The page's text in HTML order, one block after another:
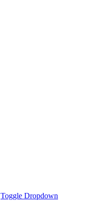
Toggle Dropdown